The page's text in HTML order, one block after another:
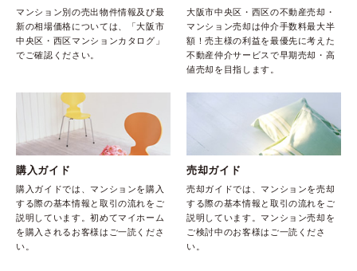
マンション別の売出物件情報及び最
新の相場価格については、「大阪市
中央区・西区マンションカタログ」
でご確認ください。
大阪市中央区・西区の不動産売却・
マンション売却は仲介手数料最大半
額！売主様の利益を最優先に考えた
不動産仲介サービスで早期売却・高
値売却を目指します。
購入ガイド
購入ガイドでは、マンションを購入
する際の基本情報と取引の流れをご
説明しています。初めてマイホーム
を購入されるお客様はご一読くださ
い。
売却ガイド
売却ガイドでは、マンションを売却
する際の基本情報と取引の流れをご
説明しています。マンション売却を
ご検討中のお客様はご一読くださ
い。